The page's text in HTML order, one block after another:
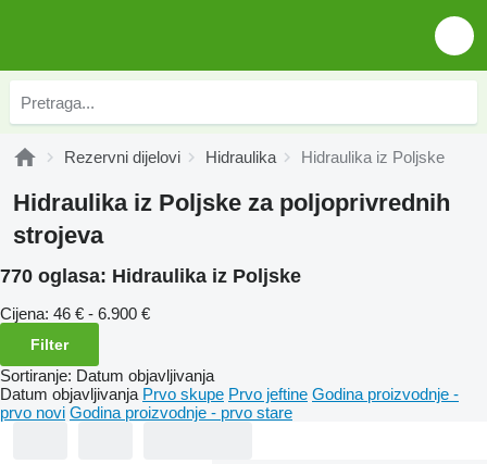
Rezervni dijelovi Hidraulika Hidraulika iz Poljske
Hidraulika iz Poljske za poljoprivrednih
strojeva
770 oglasa: Hidraulika iz Poljske
Cijena: 46 € - 6.900 €
Filter
Sortiranje: Datum objavljivanja
Datum objavljivanja Prvo skupe Prvo jeftine Godina proizvodnje -
prvo novi Godina proizvodnje - prvo stare